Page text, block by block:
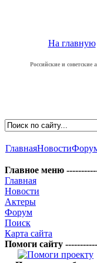
На главную
Российские и советские
ГлавнаяНовости
Главное меню
Главная
Новости
Актеры
Форум
Поиск
Карта сайта
Помоги сайту